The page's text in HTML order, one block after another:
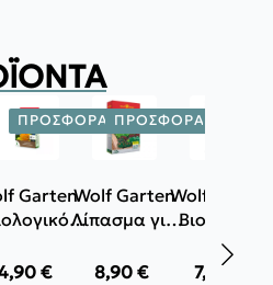
ΠΡΟΣΦΟΡΆ!
Garten
€
ΠΡΟΣΦΟΡΆ!
Wolf Garten
Λίπασμα για
ED-HB 810g
8,90€
Wolf Garten
Βιολογικό
λίπασμα για
7,50